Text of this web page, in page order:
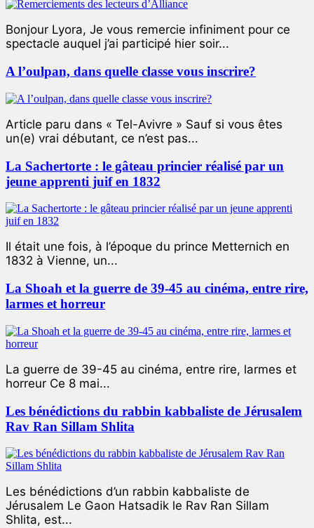
Bonjour Lyora, Je vous remercie infiniment pour ce
spectacle auquel j’ai participé hier soir...
A l’oulpan, dans quelle classe vous inscrire?
Article paru dans « Tel-Avivre » Sauf si vous êtes
un(e) vrai débutant, ce n’est pas...
La Sachertorte : le gâteau princier réalisé par un
jeune apprenti juif en 1832
Il était une fois, à l’époque du prince Metternich en
1832 à Vienne, un...
La Shoah et la guerre de 39-45 au cinéma, entre rire,
larmes et horreur
La guerre de 39-45 au cinéma, entre rire, larmes et
horreur Ce 8 mai...
Les bénédictions du rabbin kabbaliste de Jérusalem
Rav Ran Sillam Shlita
Les bénédictions d’un rabbin kabbaliste de
Jérusalem Le Gaon Hatsadik le Rav Ran Sillam
Shlita, est...